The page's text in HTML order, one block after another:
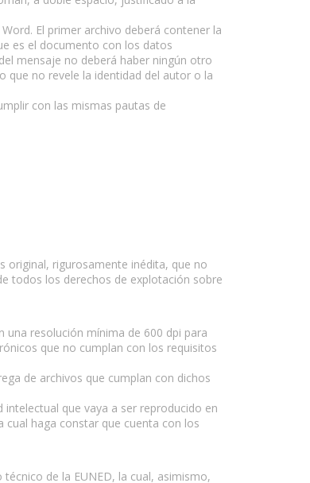
El primer archivo deberá contener la
es el documento con los datos
mensaje no deberá haber ningún otro
que no revele la identidad del autor o la
con las mismas pautas de
original, rigurosamente inédita, que no
todos los derechos de explotación sobre
una resolución mínima de 600 dpi para
que no cumplan con los requisitos
de archivos que cumplan con dichos
que vaya a ser reproducido en
haga constar que cuenta con los
de la EUNED, la cual, asimismo,